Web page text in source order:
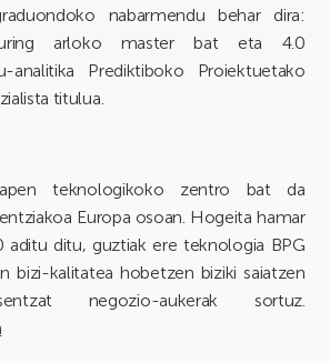
nabarmendu behar dira:
arloko master bat eta 4.0
analitika Prediktiboko Proiektuetako
titulua.
teknologikoko zentro bat da
Europa osoan. Hogeita hamar
aditu ditu, guztiak ere teknologia BPG
bizi-kalitatea hobetzen biziki saiatzen
negozio-aukerak sortuz.